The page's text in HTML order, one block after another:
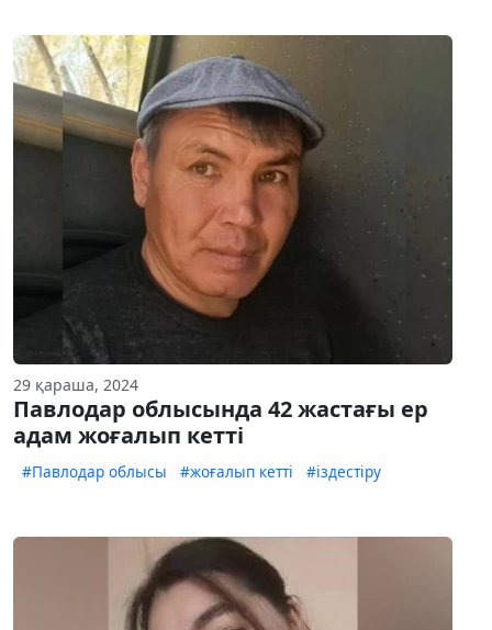
29 қараша, 2024
Павлодар облысында 42 жастағы ер
адам жоғалып кетті
#Павлодар облысы #жоғалып кетті #іздестіру